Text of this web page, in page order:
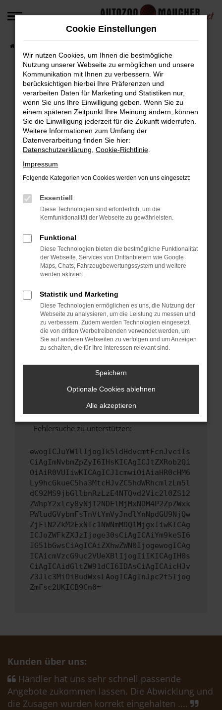
Zum
Fehler: Network Error
Beim Laden ist ein Fehler aufgetreten.
Hier sind ein paar Tipps, die dir helfen können:
Überprüfe deine Firewall und deine
Internetverbindung.
Laden andere Webseiten, zum Beispiel deine
Manche Erweiterungen, wie Werbeblocker,
können das Laden bestimmter Seiten
verhindern. Funktioniert die Seite in einem
Fenster?
Starte dein Gerät neu.
Das kann manchmal helfen, vorübergehende
Probleme zu beheben.
Stelle sicher, dass dein Browser und dein
Betriebssystem auf dem neuesten Stand
sind.
Veraltete Software birgt nicht nur ein
Sicherheitsrisiko, sondern kann auch dazu
führen, dass bestimmte Funktionen nicht mehr
Wende dich an den Webseitenbetreiber.
Wenn du alle oben genannten Schritte versucht
hast, kontaktiere uns bitte. Wir werden
versuchen, das Problem zu beheben. Du kannst
uns diesen Text schicken, um uns bei der
Fehlersuche zu unterstützen:
ewogICJuYW1lIjogIk5ldHdvcmtFcnJvciIs
CiAgImNvbmZpZyI6IHsKICAgICJtZXRob2Qi
OiAiR0VUIiwKICAgICJ1cmwiOiAiaHR0cHM6
Ly9hcGkueC5ha3MtcHJvZC5hdWRhcmlzLm5l
dC92MS9jbGllbnRzLzE4NTQvd2Vic2l0ZS12
ZWhpY2xlcy8yNjI2NDElMjMxNDM4P2ZpZWxk
PWludGVybmFsTnVtYmVyJndlYnNpdGU9NjQw
ZjFlN2ZkM2ExNTc1NWNmMDQ1MjgxIiwKICAg
ICJoZWFkZXJzIjoge30sCiAgICAiYm9keSI6
IG51bGwsCiAgICAiZXhwZWN0IjogewogICAg
ICAicmVzcG9uc2VUeXBlIjogIiIKICAgIH0s
CiAgICAidGltZW91dCI6IDAsCiAgICAicHJv
Z3Jlc3MiOiBudWxsLAogICAgInJpc2t5Ijog
ZmFsc2UKICB9Cn0=
Kunden über uns:
Händler hat uns sehr schnell passende
Angebote zukommen lassen. Die Abwicklung und
die Zusagen wurden korrekt eingehalten ....
Cookie Einstellungen
Wir nutzen Cookies, um Ihnen die bestmögliche
Nutzung unserer Webseite zu ermöglichen und unsere
Kommunikation mit Ihnen zu verbessern. Wir
berücksichtigen hierbei Ihre Präferenzen und
verarbeiten Daten für Marketing und Statistiken nur,
wenn Sie uns Ihre Einwilligung geben. Wenn Sie zu
einem späteren Zeitpunkt Ihre Meinung ändern, können
Sie die Einwilligung jederzeit für die Zukunft widerrufen.
Weitere Informationen zum Umfang der
Datenverarbeitung finden Sie hier:
Datenschutzerklärung Cookie-Richtlinie
Impressum
Folgende Kategorien von Cookies werden von uns eingesetzt:
Essentiell
Diese Technologien sind erforderlich, um die
Kernfunktionalität der Webseite zu gewährleisten.
Funktional
Diese Technologien bieten die bestmögliche Funktionalität
der Webseite. Services von Drittanbietern wie Google
Maps, Chats, Fahrzeugbewertungssystem und weitere
werden aktiviert.
Statistik und Marketing
Diese Technologien ermöglichen es uns, die Nutzung der
Webseite zu analysieren, um die Leistung zu messen und
zu verbessern. Zudem werden Technologien eingesetzt,
die von dritten Werbetreibenden verwendet werden, um
Sie auf anderen Webseiten zu verfolgen und um Anzeigen
zu schalten, die für Ihre Interessen relevant sind.
Speichern
Optionale Cookies ablehnen
Alle akzeptieren